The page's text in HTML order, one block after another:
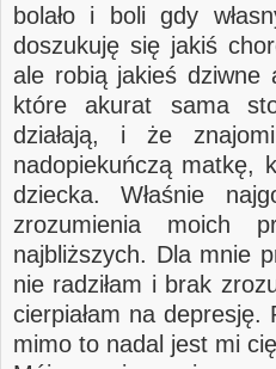
bolało i boli gdy
doszukuję się jakiś
ale robią jakieś dziwne
które akurat sama
działają, i że
nadopiekuńczą matkę,
dziecka. Właśnie
zrozumienia moich
najbliższych. Dla mnie
nie radziłam i brak
cierpiałam na depresję.
mimo to nadal jest mi